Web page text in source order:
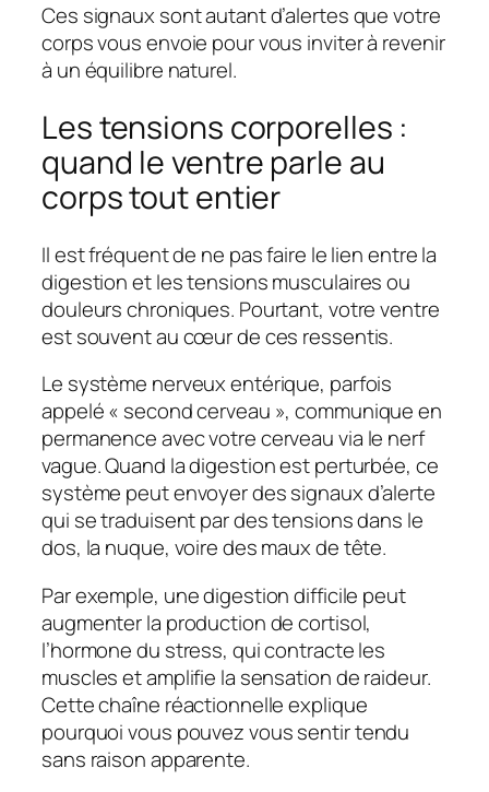
Ces signaux sont autant d’alertes que votre
corps vous envoie pour vous inviter à revenir
à un équilibre naturel.
Les tensions corporelles :
quand le ventre parle au
corps tout entier
Il est fréquent de ne pas faire le lien entre la
digestion et lestensions musculairesou
douleurs chroniques. Pourtant, votre ventre
est souvent au cœur de ces ressentis.
Le système nerveux entérique, parfois
appelé « second cerveau », communique en
permanence avec votre cerveau via le nerf
vague. Quand la digestion est perturbée, ce
système peut envoyer des signaux d’alerte
qui se traduisent par des tensions dans le
dos, la nuque, voire des maux de tête.
Par exemple, une digestion difficile peut
augmenter la production de cortisol,
l’hormone du stress, qui contracte les
muscles et amplifie la sensation de raideur.
Cette chaîne réactionnelle explique
pourquoi vous pouvez vous sentirtendu
sans raison apparente.